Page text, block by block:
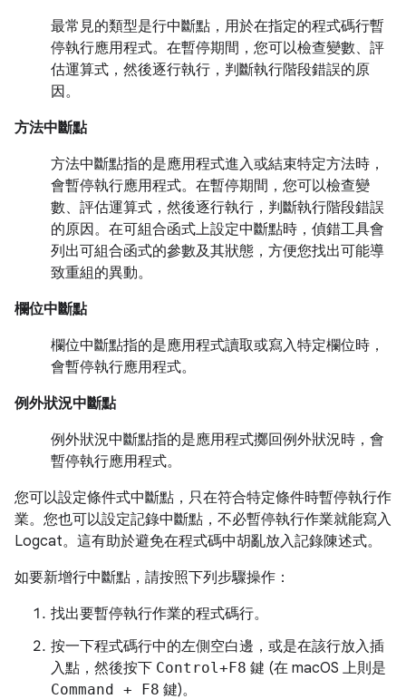
最常見的類型是行中斷點，用於在指定的程式碼行暫
停執行應用程式。在暫停期間，您可以檢查變數、評
估運算式，然後逐行執行，判斷執行階段錯誤的原
因。
方法中斷點
方法中斷點指的是應用程式進入或結束特定方法時，
會暫停執行應用程式。在暫停期間，您可以檢查變
數、評估運算式，然後逐行執行，判斷執行階段錯誤
的原因。在可組合函式上設定中斷點時，偵錯工具會
列出可組合函式的參數及其狀態，方便您找出可能導
致重組的異動。
欄位中斷點
欄位中斷點指的是應用程式讀取或寫入特定欄位時，
會暫停執行應用程式。
例外狀況中斷點
例外狀況中斷點指的是應用程式擲回例外狀況時，會
暫停執行應用程式。
您可以設定條件式中斷點，只在符合特定條件時暫停執行作
業。您也可以設定記錄中斷點，不必暫停執行作業就能寫入
Logcat。這有助於避免在程式碼中胡亂放入記錄陳述式。
如要新增行中斷點，請按照下列步驟操作：
找出要暫停執行作業的程式碼行。
按一下程式碼行中的左側空白邊，或是在該行放入插
入點，然後按下 Control+F8 鍵 (在 macOS 上則是
Command + F8 鍵)。